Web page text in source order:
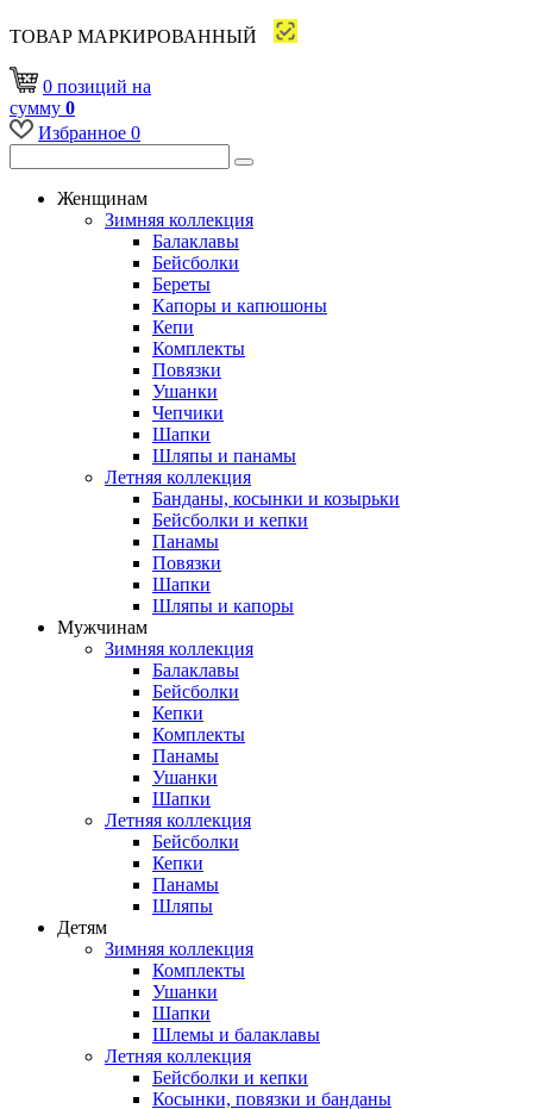
ТОВАР МАРКИРОВАННЫЙ
0 позиций на
сумму 0
Избранное 0
Женщинам
Зимняя коллекция
Балаклавы
Бейсболки
Береты
Капоры и капюшоны
Кепи
Комплекты
Повязки
Ушанки
Чепчики
Шапки
Шляпы и панамы
Летняя коллекция
Банданы, косынки и козырьки
Бейсболки и кепки
Панамы
Повязки
Шапки
Шляпы и капоры
Мужчинам
Зимняя коллекция
Балаклавы
Бейсболки
Кепки
Комплекты
Панамы
Ушанки
Шапки
Летняя коллекция
Бейсболки
Кепки
Панамы
Шляпы
Детям
Зимняя коллекция
Комплекты
Ушанки
Шапки
Шлемы и балаклавы
Летняя коллекция
Бейсболки и кепки
Косынки, повязки и банданы